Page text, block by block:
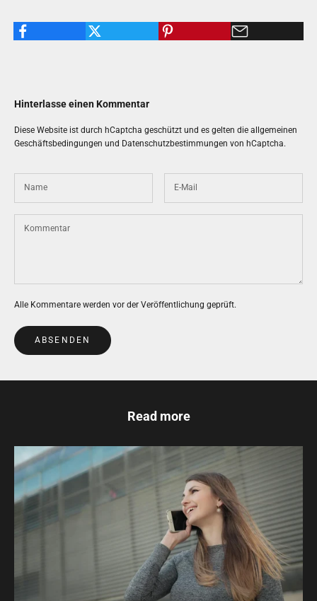
Hinterlasse einen Kommentar
Diese Website ist durch hCaptcha geschützt und es gelten die allgemeinen
Geschäftsbedingungen und Datenschutzbestimmungen von hCaptcha.
Alle Kommentare werden vor der Veröffentlichung geprüft.
ABSENDEN
Read more